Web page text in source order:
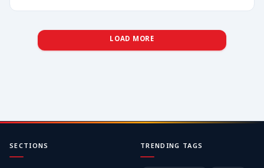
LOAD MORE
SECTIONS TRENDING TAGS